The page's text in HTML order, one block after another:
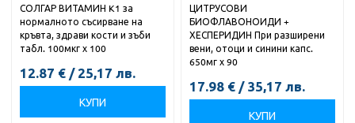
СОЛГАР ВИТАМИН K1 за
нормалното съсирване на
кръвта, здрави кости и зъби
табл. 100мкг х 100
12.87 € / 25,17 лв.
КУПИ
ЦИТРУСОВИ
БИОФЛАВОНОИДИ +
ХЕСПЕРИДИН При разширени
вени, отоци и синини капс.
650мг х 90
17.98 € / 35,17 лв.
КУПИ